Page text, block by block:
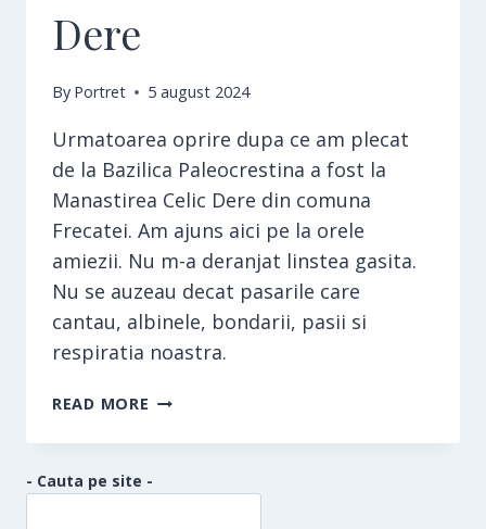
Dere
By Portret 5 august 2024
Urmatoarea oprire dupa ce am plecat
de la Bazilica Paleocrestina a fost la
Manastirea Celic Dere din comuna
Frecatei. Am ajuns aici pe la orele
amiezii. Nu m-a deranjat linstea gasita.
Nu se auzeau decat pasarile care
cantau, albinele, bondarii, pasii si
respiratia noastra.
READ MORE MANASTIREA
DERE
- Cauta pe site -